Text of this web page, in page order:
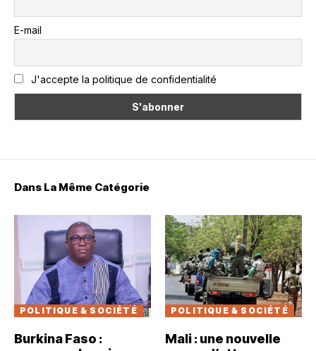
E-mail
J'accepte la politique de confidentialité
Dans La Même Catégorie
POLITIQUE & SOCIÉTÉ
Burkina Faso :
POLITIQUE & SOCIÉTÉ
Mali : une nouvelle